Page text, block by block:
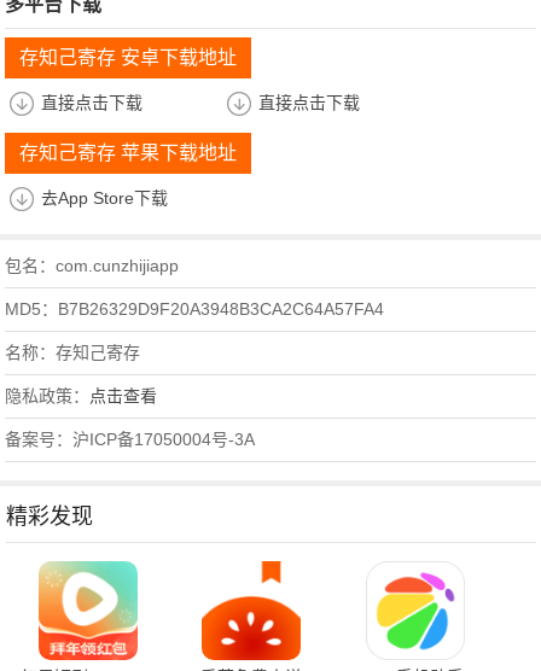
多平台下载
存知己寄存 安卓下载地址
直接点击下载 直接点击下载
存知己寄存 苹果下载地址
去App Store下载
包名：com.cunzhijiapp
MD5：B7B26329D9F20A3948B3CA2C64A57FA4
名称：存知己寄存
隐私政策： 点击查看
备案号：沪ICP备17050004号-3A
精彩发现